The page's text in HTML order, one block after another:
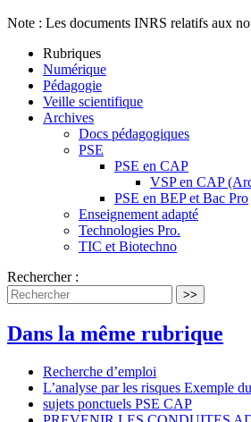
Note : Les documents INRS relatifs aux
Rubriques
Numérique
Pédagogie
Veille scientifique
Archives
Docs pédagogiques
PSE
PSE en CAP
VSP en CAP
PSE en BEP et Bac Pro
Enseignement adapté
Technologies Pro.
TIC et Biotechno
Rechercher :
>>
Dans la même rubrique
Recherche d’emploi
L’analyse par les risques Exemple
sujets ponctuels PSE CAP